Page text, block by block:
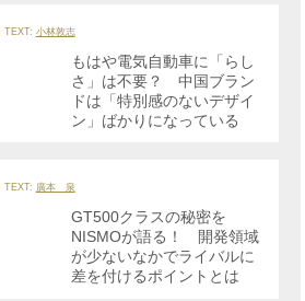
TEXT: 小林敦志
もはや電気自動車に「らし
さ」は不要？ 中国ブラン
ドは「特別感のないデザイ
ン」ばかりになっている
TEXT: 廣本 泉
GT500クラスの秘密を
NISMOが語る！ 開発領域
が少ないなかでライバルに
差を付けるポイントとは